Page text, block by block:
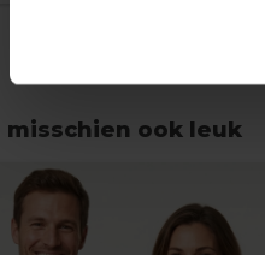
misschien ook leuk